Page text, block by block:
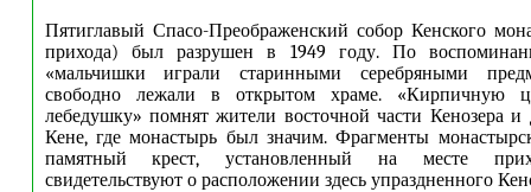
Пятиглавый Спасо-Преображенский собор Кенского
прихода) был разрушен в 1949 году. По
«мальчишки играли старинными серебряными
свободно лежали в открытом храме. «Кирпичную
лебедушку» помнят жители восточной части Кенозера и
Кене, где монастырь был значим. Фрагменты
памятный крест, установленный на месте
свидетельствуют о расположении здесь упраздненного